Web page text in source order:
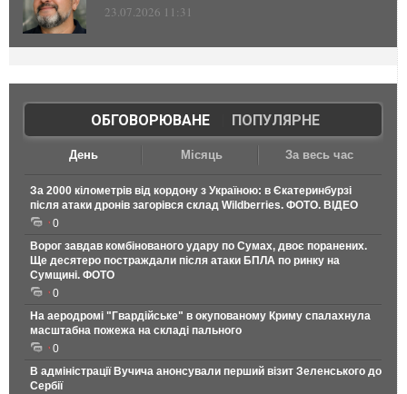
23.07.2026 11:31
ОБГОВОРЮВАНЕ| ПОПУЛЯРНЕ
День Місяць За весь час
За 2000 кілометрів від кордону з Україною: в Єкатеринбурзі
після атаки дронів загорівся склад Wildberries. ФОТО. ВІДЕО
0
Ворог завдав комбінованого удару по Сумах, двоє поранених.
Ще десятеро постраждали після атаки БПЛА по ринку на
Сумщині. ФОТО
0
На аеродромі "Гвардійське" в окупованому Криму спалахнула
масштабна пожежа на складі пального
0
В адміністрації Вучича анонсували перший візит Зеленського до
Сербії